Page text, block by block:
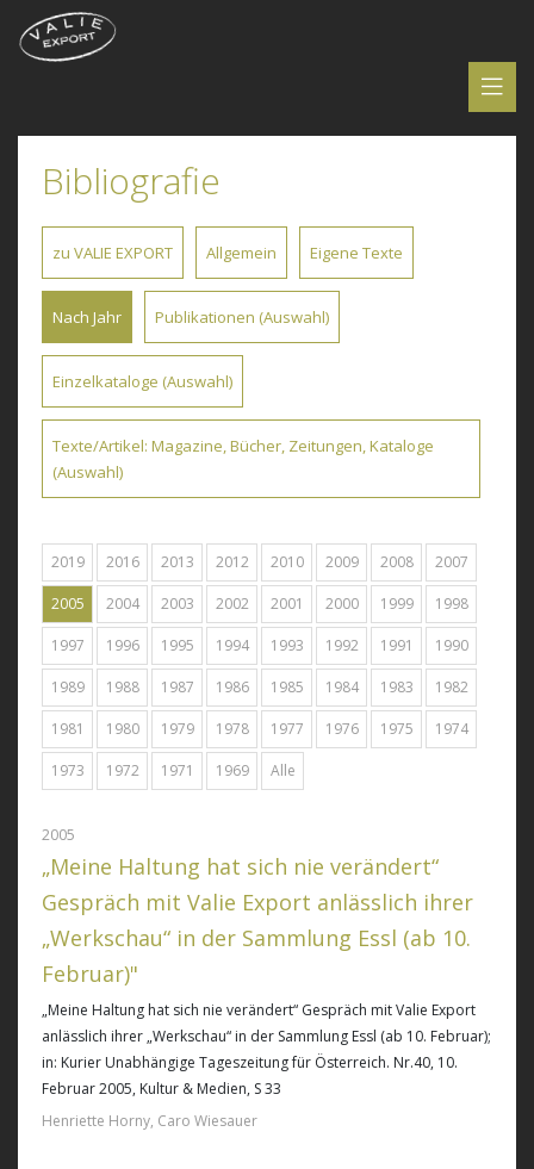
Bibliografie
zu VALIE EXPORT Allgemein Eigene Texte
Nach Jahr Publikationen (Auswahl)
Einzelkataloge (Auswahl)
Texte/Artikel: Magazine, Bücher, Zeitungen, Kataloge
(Auswahl)
2019 2016 2013 2012 2010 2009 2008 2007
2005 2004 2003 2002 2001 2000 1999 1998
1997 1996 1995 1994 1993 1992 1991 1990
1989 1988 1987 1986 1985 1984 1983 1982
1981 1980 1979 1978 1977 1976 1975 1974
1973 1972 1971 1969 Alle
2005
„Meine Haltung hat sich nie verändert“
Gespräch mit Valie Export anlässlich ihrer
„Werkschau“ in der Sammlung Essl (ab 10.
Februar)"
„Meine Haltung hat sich nie verändert“ Gespräch mit Valie Export
anlässlich ihrer „Werkschau“ in der Sammlung Essl (ab 10. Februar);
in: Kurier Unabhängige Tageszeitung für Österreich. Nr.40, 10.
Februar 2005, Kultur & Medien, S 33
Henriette Horny, Caro Wiesauer